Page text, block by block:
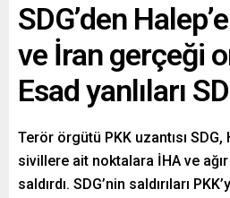
SDG’den
ve İran gerçeği
Esad yanlıları
Terör örgütü PKK uzantısı SDG,
sivillere ait noktalara İHA ve
saldırdı. SDG’nin saldırıları